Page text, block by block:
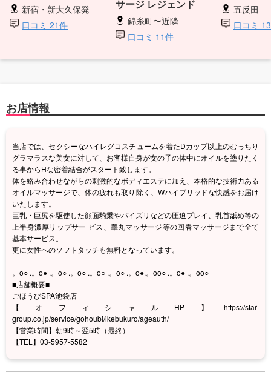
新宿・新大久保発
口コミ 21件
サージ レジェンド
錦糸町〜近隣
口コミ 11件
五反田
口コミ
お店情報
当店では、セクシーなハイレグコスチュームを着たDカップ以上のむっちり
グラマラスな美女に対して、お客様自身が女の子の体中にオイルを塗りたく
る事からHな密着結合がスタート致します。
体を絡み合わせながらの刺激的なボディエステに加え、本格的な技術力ある
オイルマッサージで、体の疲れも取り除く、Wハイブリッドな快感をお届け
いたします。
巨乳・巨尻を駆使した顔面騎乗やパイズリなどの圧迫プレイ、乳首舐め等の
上半身濃厚リップサー ビス、睾丸マッサージ等の回春マッサージまで全て
基本サービス。
更に女性へのソフトタッチも無料となっています。
。o○ .。o● .。o○ .。o○ .。o○ .。o○ .。o●.。oo○ .。o● .。oo○
■店舗概要■
ごほうびSPA池袋店
【オフィシャルHP】https://star-
group.co.jp/service/gohoubi/ikebukuro/ageauth/
【営業時間】朝9時～翌5時（最終）
【TEL】03-5957-5582